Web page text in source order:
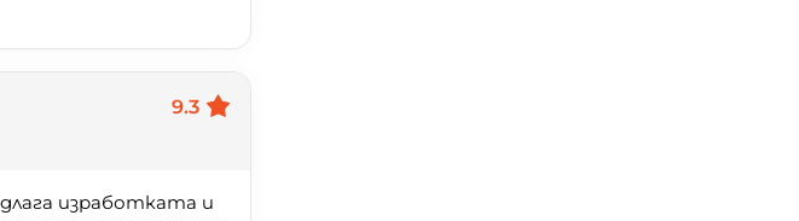
9.3
изработката и